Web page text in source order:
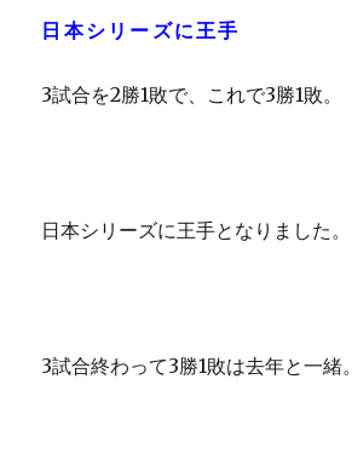
日本シリーズに王手
3試合を2勝1敗で、これで3勝1敗。
日本シリーズに王手となりました。
3試合終わって3勝1敗は去年と一緒。